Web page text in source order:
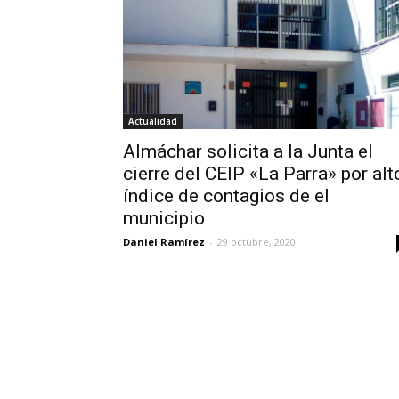
Actualidad
Almáchar solicita a la Junta el
cierre del CEIP «La Parra» por
índice de contagios de el
municipio
Daniel Ramírez - 29 octubre, 2020